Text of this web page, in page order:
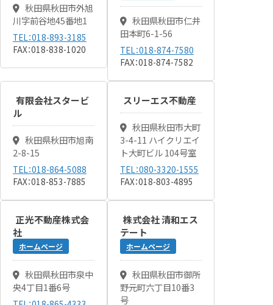
秋田県秋田市外旭
川字前谷地45番地1
TEL：018-893-3185
FAX：018-838-1020
秋田県秋田市仁井
田本町6-1-56
TEL：018-874-7580
FAX：018-874-7582
有限会社スタービ
ル
秋田県秋田市旭南
2-8-15
TEL：018-864-5088
FAX：018-853-7885
スリーエス不動産
秋田県秋田市大町
3-4-11 ハイクリエイ
ト大町ビル 104号室
TEL：080-3320-1555
FAX：018-803-4895
正光不動産株式会
社
ホームページ
秋田県秋田市泉中
央4丁目1番6号
株式会社 清和エス
テート
ホームページ
秋田県秋田市御所
野元町六丁目10番3
号